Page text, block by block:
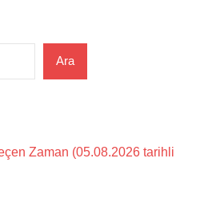
Ara
Zaman (05.08.2026 tarihli